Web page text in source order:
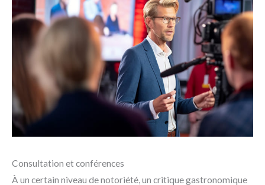
Consultation et conférences
À un certain niveau de notoriété, un critique gastronomique